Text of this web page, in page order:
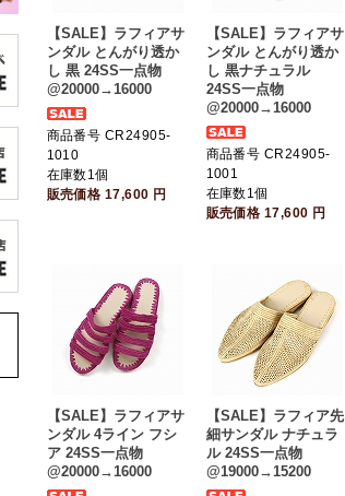
【SALE】ラフィアサ
ンダル とんがり透か
し 黒 24SS一点物
@20000→16000
商品番号 CR24905-
1010
在庫数1個
販売価格 17,600 円
【SALE】ラフィアサ
ンダル とんがり透か
し 黒ナチュラル
24SS一点物
@20000→16000
商品番号 CR24905-
1001
在庫数1個
販売価格 17,600 円
【SALE】ラフィアサ
ンダル 4ライン フシ
ア 24SS一点物
@20000→16000
【SALE】ラフィア先
細サンダル ナチュラ
ル 24SS一点物
@19000→15200